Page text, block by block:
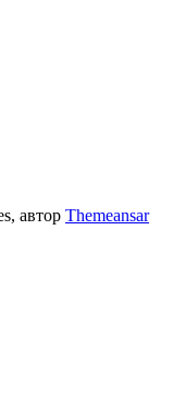
автор Themeansar